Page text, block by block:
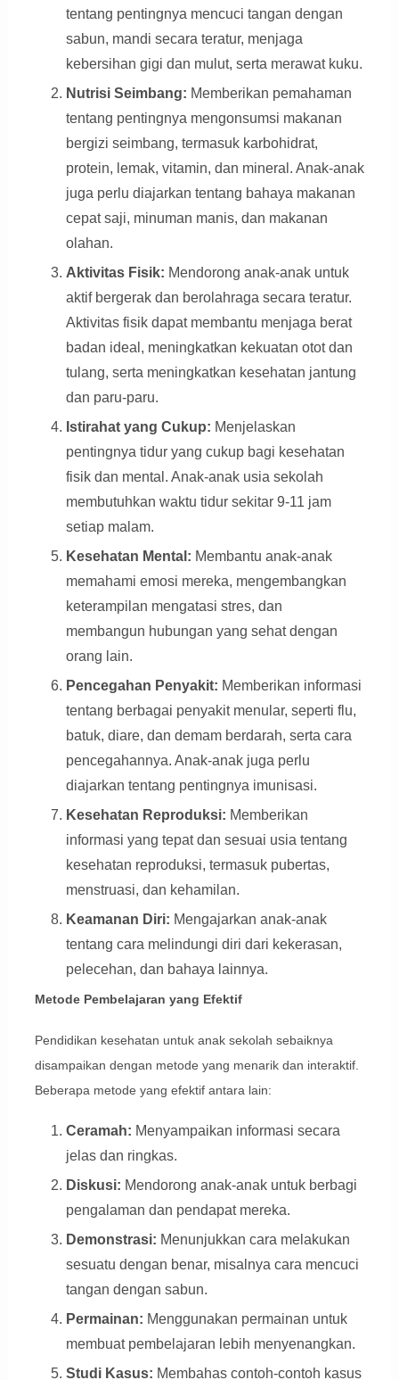
tentang pentingnya mencuci tangan dengan
sabun, mandi secara teratur, menjaga
kebersihan gigi dan mulut, serta merawat kuku.
Nutrisi Seimbang: Memberikan pemahaman
tentang pentingnya mengonsumsi makanan
bergizi seimbang, termasuk karbohidrat,
protein, lemak, vitamin, dan mineral. Anak-anak
juga perlu diajarkan tentang bahaya makanan
cepat saji, minuman manis, dan makanan
olahan.
Aktivitas Fisik: Mendorong anak-anak untuk
aktif bergerak dan berolahraga secara teratur.
Aktivitas fisik dapat membantu menjaga berat
badan ideal, meningkatkan kekuatan otot dan
tulang, serta meningkatkan kesehatan jantung
dan paru-paru.
Istirahat yang Cukup: Menjelaskan
pentingnya tidur yang cukup bagi kesehatan
fisik dan mental. Anak-anak usia sekolah
membutuhkan waktu tidur sekitar 9-11 jam
setiap malam.
Kesehatan Mental: Membantu anak-anak
memahami emosi mereka, mengembangkan
keterampilan mengatasi stres, dan
membangun hubungan yang sehat dengan
orang lain.
Pencegahan Penyakit: Memberikan informasi
tentang berbagai penyakit menular, seperti flu,
batuk, diare, dan demam berdarah, serta cara
pencegahannya. Anak-anak juga perlu
diajarkan tentang pentingnya imunisasi.
Kesehatan Reproduksi: Memberikan
informasi yang tepat dan sesuai usia tentang
kesehatan reproduksi, termasuk pubertas,
menstruasi, dan kehamilan.
Keamanan Diri: Mengajarkan anak-anak
tentang cara melindungi diri dari kekerasan,
pelecehan, dan bahaya lainnya.
Metode Pembelajaran yang Efektif
Pendidikan kesehatan untuk anak sekolah sebaiknya
disampaikan dengan metode yang menarik dan interaktif.
Beberapa metode yang efektif antara lain:
Ceramah: Menyampaikan informasi secara
jelas dan ringkas.
Diskusi: Mendorong anak-anak untuk berbagi
pengalaman dan pendapat mereka.
Demonstrasi: Menunjukkan cara melakukan
sesuatu dengan benar, misalnya cara mencuci
tangan dengan sabun.
Permainan: Menggunakan permainan untuk
membuat pembelajaran lebih menyenangkan.
Studi Kasus: Membahas contoh-contoh kasus